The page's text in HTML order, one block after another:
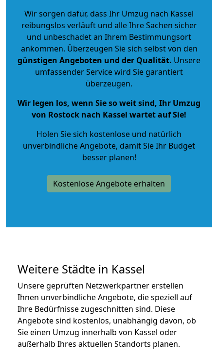
Wir sorgen dafür, dass Ihr Umzug nach Kassel
reibungslos verläuft und alle Ihre Sachen sicher
und unbeschadet an Ihrem Bestimmungsort
ankommen. Überzeugen Sie sich selbst von den
günstigen Angeboten und der Qualität. Unsere
umfassender Service wird Sie garantiert
überzeugen.
Wir legen los, wenn Sie so weit sind, Ihr Umzug
von Rostock nach Kassel wartet auf Sie!
Holen Sie sich kostenlose und natürlich
unverbindliche Angebote, damit Sie Ihr Budget
besser planen!
Kostenlose Angebote erhalten
Weitere Städte in Kassel
Unsere geprüften Netzwerkpartner erstellen
Ihnen unverbindliche Angebote, die speziell auf
Ihre Bedürfnisse zugeschnitten sind. Diese
Angebote sind kostenlos, unabhängig davon, ob
Sie einen Umzug innerhalb von Kassel oder
außerhalb Ihres aktuellen Standorts planen.